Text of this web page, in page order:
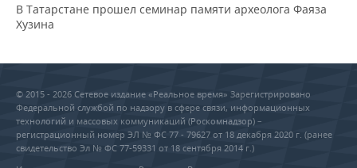
В Татарстане прошел семинар памяти археолога Фаяза
Хузина
© 2015 - 2026 Сетевое издание «Реальное время» Зарегистрировано
Федеральной службой по надзору в сфере связи, информационных
технологий и массовых коммуникаций (Роскомнадзор) –
регистрационный номер ЭЛ № ФС 77 - 79627 от 18 декабря 2020 г. (ранее
свидетельство Эл № ФС 77-59331 от 18 сентября 2014 г.)